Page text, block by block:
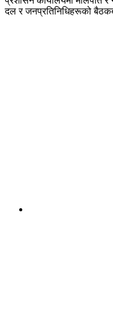
दल र जनप्रतिनिधिहरूको